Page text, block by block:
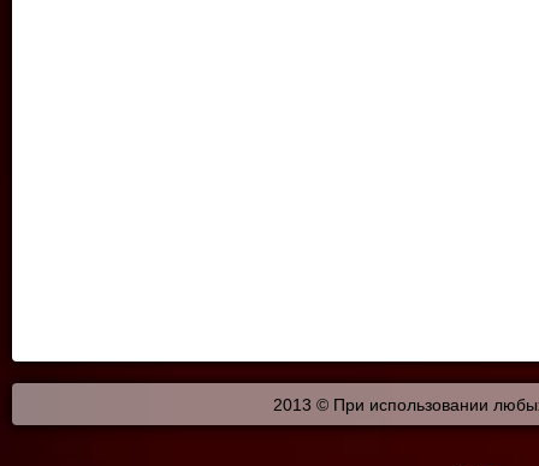
2013 © При использовании